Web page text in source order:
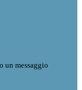
un messaggio